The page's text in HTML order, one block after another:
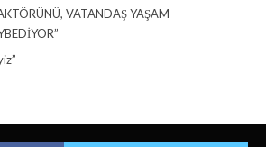
VATANDAŞ YAŞAM